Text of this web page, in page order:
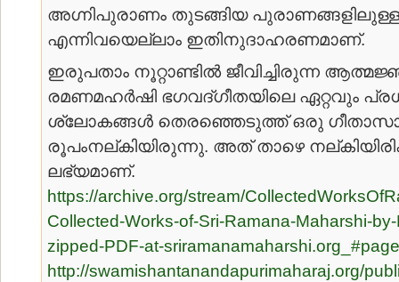
അഗ്നിപുരാണം തുടങ്ങിയ
എന്നിവയെല്ലാം ഇതിനുദാഹരണമാണ്.
ഇരുപതാം നൂറ്റാണ്ടില്‍ ജീവിച്ചിരുന്ന
രമണമഹര്‍ഷി ഭഗവദ്ഗീതയിലെ ഏറ്റവും
ശ്ലോകങ്ങള്‍ തെരഞ്ഞെടുത്ത് ഒരു
രൂപംനല്കിയിരുന്നു. അത് താഴെ
ലഭ്യമാണ്.
https://archive.org/stream/
Collected-Works-of-Sri-Ramana-Maharshi-
zipped-PDF-at-
http://swamishantanandapurimaharaj.org/